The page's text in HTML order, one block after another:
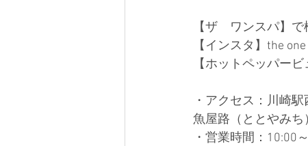
【ザ　ワンスパ】で
【インスタ】the
【ホットペッパー
・アクセス：川崎
魚屋路（ととやみち
・営業時間：10:00